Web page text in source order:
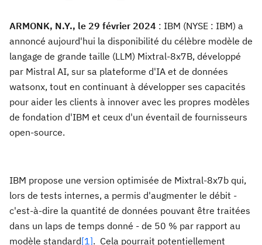
ARMONK, N.Y., le 29 février 2024 : IBM (NYSE : IBM) a
annoncé aujourd'hui la disponibilité du célèbre modèle de
langage de grande taille (LLM) Mixtral-8x7B, développé
par Mistral AI, sur sa plateforme d'IA et de données
watsonx, tout en continuant à développer ses capacités
pour aider les clients à innover avec les propres modèles
de fondation d'IBM et ceux d'un éventail de fournisseurs
open-source.
IBM propose une version optimisée de Mixtral-8x7b qui,
lors de tests internes, a permis d'augmenter le débit -
c'est-à-dire la quantité de données pouvant être traitées
dans un laps de temps donné - de 50 % par rapport au
modèle standard[1]. Cela pourrait potentiellement